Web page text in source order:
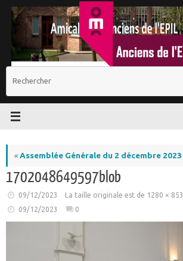
Passer
«Assemblée Générale du 2 décembre 2023
1702048649597blob
09/12/2023 La taille originale est de 1280 × 853
09/12/2023
0